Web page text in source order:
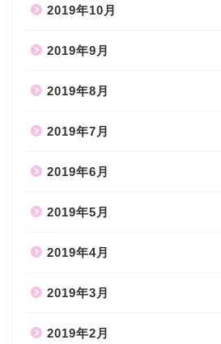
2019年10月
2019年9月
2019年8月
2019年7月
2019年6月
2019年5月
2019年4月
2019年3月
2019年2月